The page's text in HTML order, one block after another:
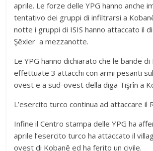
aprile. Le forze delle YPG hanno anche
tentativo dei gruppi di infiltrarsi a
notte i gruppi di ISIS hanno attaccato il
Şêxler a mezzanotte.
Le YPG hanno dichiarato che le bande di
effettuate 3 attacchi con armi pesanti
ovest e a sud-ovest della diga Tişrîn a
L’esercito turco continua ad attaccare il
Infine il Centro stampa delle YPG ha
aprile l’esercito turco ha attaccato il
ovest di Kobanê ed ha ferito un civile.